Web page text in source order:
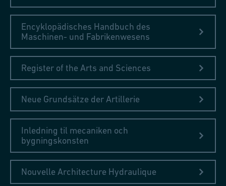
Encyklopädisches Handbuch des
Maschinen- und Fabrikenwesens
Register of the Arts and Sciences
Neue Grundsätze der Artillerie
Inledning til mecaniken och
bygningskonsten
Nouvelle Architecture Hydraulique